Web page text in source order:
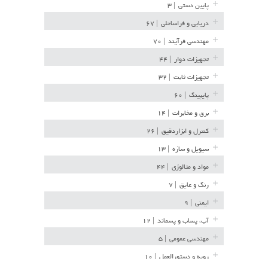
پایین دستی
دریایی و فراساحلی
مهندسی فرآیند
تجهیزات دوار
تجهیزات ثابت
پایپینگ
برق و مخابرات
کنترل و ابزاردقیق
سیویل و سازه
مواد و متالوژی
رنگ و عایق
ایمنی
آب، پساب و پسماند
مهندسی عمومی
رویه و دستورالعمل